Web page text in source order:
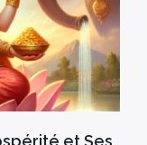
et Ses